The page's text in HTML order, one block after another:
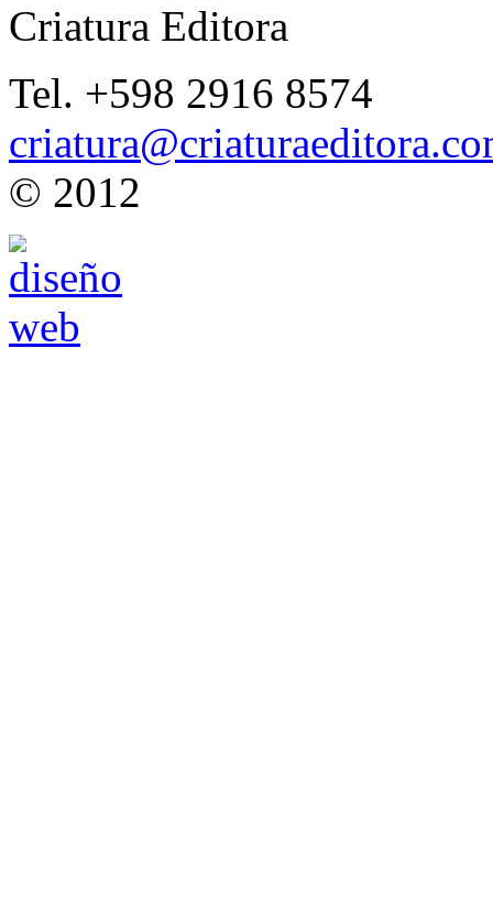
Criatura Editora
Tel. +598 2916 8574
© 2012